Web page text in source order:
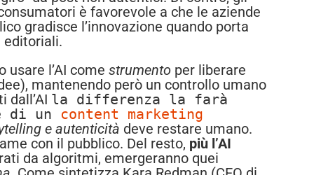
è favorevole a che le aziende
gradisce l’innovazione quando porta
editoriali.
usare l’AI come strumento per liberare
mantenendo però un controllo umano
dall’AI la differenza la farà
di un content marketing
e autenticità deve restare umano.
con il pubblico. Del resto, più l’AI
da algoritmi, emergeranno quei